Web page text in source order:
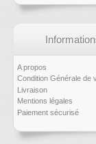
A propos
Condition Générale de
Livraison
Mentions légales
Paiement sécurisé